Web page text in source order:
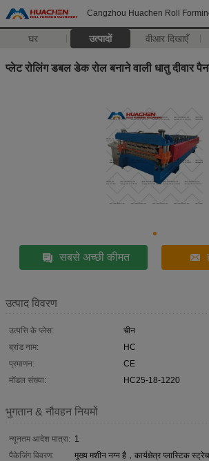
Cangzhou Huachen Roll
घर उत्पादों वीआर दिखाएँ
प्लेट रोलिंग डबल डेक रोल बनाने वाली धातु दीवार
सबसे अच्छी कीमत
उत्पाद विवरण
उत्पत्ति के प्लेस:
चीन
ब्रांड नाम:
HC
प्रमाणन:
CE
मॉडल संख्या:
HC25-18-1220
भुगतान & नौवहन नियमों
न्यूनतम आदेश मात्रा: 1
पैकेजिंग विवरण:
मुख्य मशीन नग्न है，कार्यक्षेत्र प्लास्टिक